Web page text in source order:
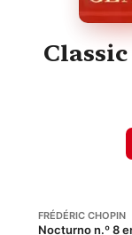
FRÉDÉRIC CHOPIN